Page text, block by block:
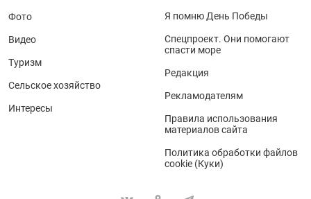
Фото
Видео
Туризм
Сельское хозяйство
Интересы
Я помню День Победы
Спецпроект. Они помогают
спасти море
Редакция
Рекламодателям
Правила использования
материалов сайта
Политика обработки файлов
cookie (Куки)